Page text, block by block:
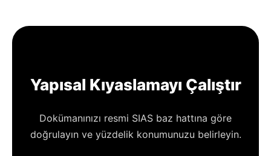
Yapısal Kıyaslamayı Çalıştır
Dokümanınızı resmi SIAS baz hattına göre
doğrulayın ve yüzdelik konumunuzu belirleyin.